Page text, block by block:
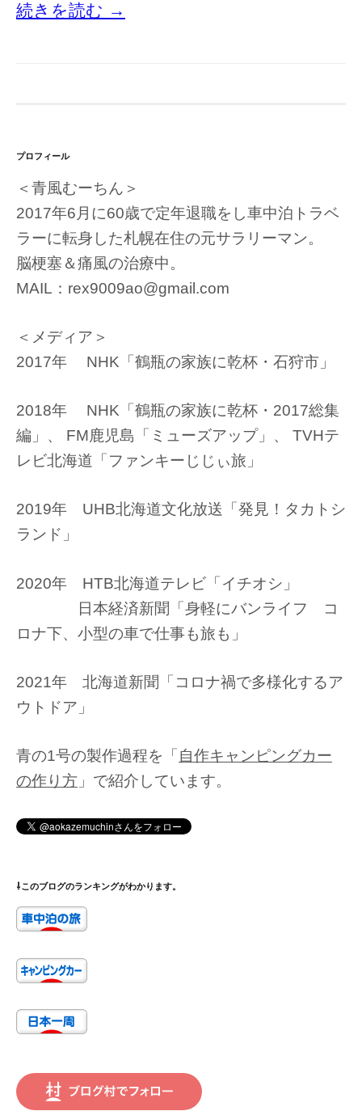
続きを読む →
プロフィール
＜青風むーちん＞
2017年6月に60歳で定年退職をし車中泊トラベ
ラーに転身した札幌在住の元サラリーマン。
脳梗塞＆痛風の治療中。
MAIL：rex9009ao@gmail.com
＜メディア＞
2017年 NHK「鶴瓶の家族に乾杯・石狩市」
2018年 NHK「鶴瓶の家族に乾杯・2017総集
編」、 FM鹿児島「ミューズアップ」、 TVHテ
レビ北海道「ファンキーじじぃ旅」
2019年 UHB北海道文化放送「発見！タカトシ
ランド」
2020年 HTB北海道テレビ「イチオシ」
日本経済新聞「身軽にバンライフ コ
ロナ下、小型の車で仕事も旅も」
2021年 北海道新聞「コロナ禍で多様化するア
ウトドア」
青の1号の製作過程を「自作キャンピングカー
の作り方 」で紹介しています。
⇩このブログのランキングがわかります。